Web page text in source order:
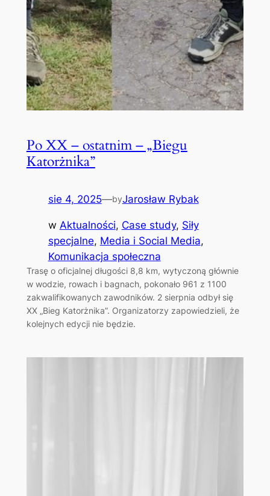
Po XX – ostatnim – „Biegu
Katorżnika”
sie 4, 2025—byJarosław Rybak
w Aktualności, Case study, Siły
specjalne, Media i Social Media
Komunikacja społeczna
Trasę o oficjalnej długości 8,8 km, wytyczoną głównie
w wodzie, rowach i bagnach, pokonało 961 z 1100
zakwalifikowanych zawodników. 2 sierpnia odbył się
XX „Bieg Katorżnika”. Organizatorzy zapowiedzieli, że
kolejnych edycji nie będzie.